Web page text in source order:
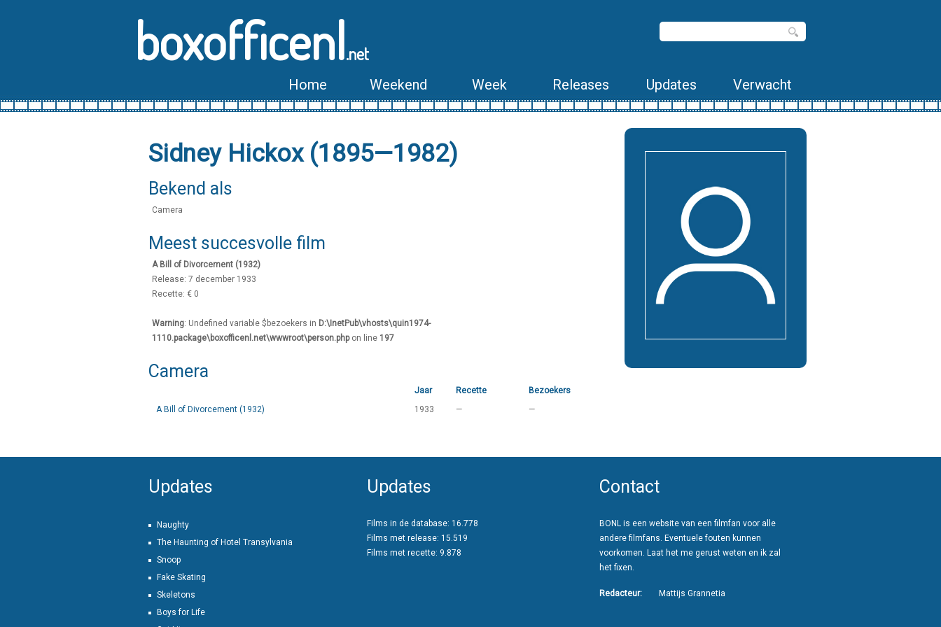
boxofficenl.net
Home Weekend Week Releases Updates Verwacht
Sidney Hickox (1895—1982)
Bekend als
Camera
Meest succesvolle film
A Bill of Divorcement (1932)
Release: 7 december 1933
Recette: € 0
Warning: Undefined variable $bezoekers in D:\InetPub\vhosts\quin1974-
1110.package\boxofficenl.net\wwwroot\person.phpon line 197
Camera
Jaar Recette
Bezoekers
A Bill of Divorcement (1932)
1933 — —
Updates
Naughty
The Haunting of Hotel Transylvania
Snoop
Fake Skating
Skeletons
Boys for Life
Updates
Films in de database: 16.778
Films met release: 15.519
Films met recette: 9.878
Contact
BONL is een website van een filmfan voor alle
andere filmfans. Eventuele fouten kunnen
voorkomen. Laat het me gerust weten en ik zal
het fixen.
Redacteur: Mattijs Grannetia